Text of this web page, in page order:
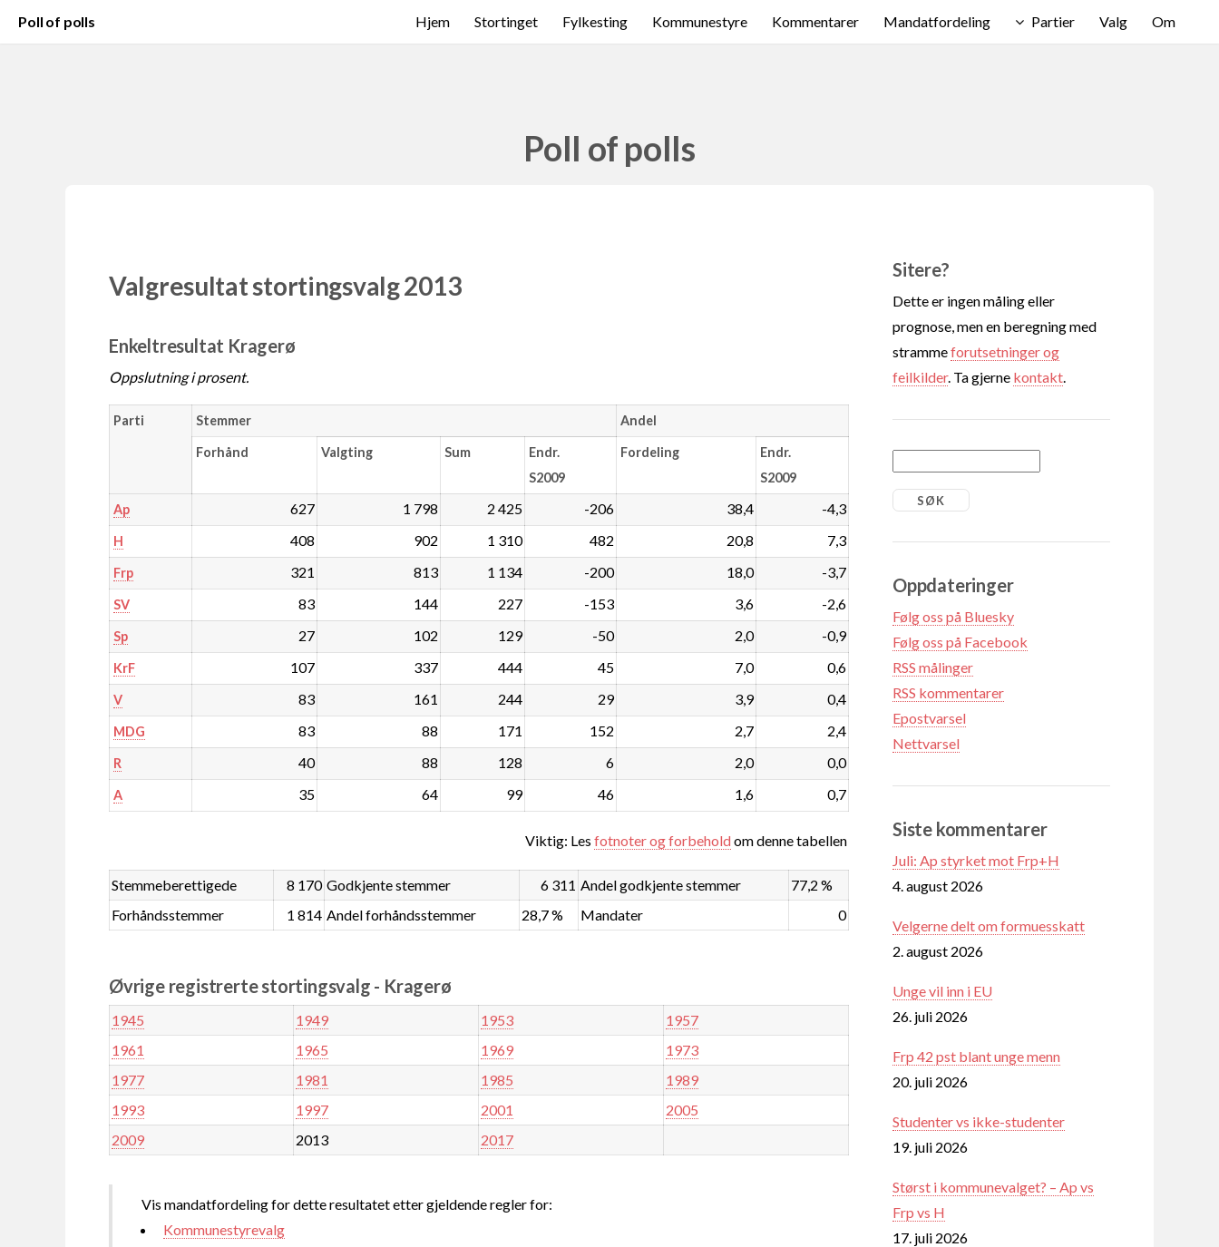
Poll of polls Hjem Stortinget Fylkesting Kommunestyre Kommentarer Mandatfordeling Partier Valg Om
Poll of polls
Valgresultat stortingsvalg 2013
Enkeltresultat Kragerø
Oppslutning i prosent.
Parti Stemmer Andel
Forhånd Valgting Sum
Endr.
S2009
Fordeling
Endr.
S2009
Ap 627 1 798 2 425 -206 38,4 -4,3
H 408 902 1 310 482 20,8 7,3
Frp 321 813 1 134 -200 18,0 -3,7
SV 83 144 227 -153 3,6 -2,6
Sp 27 102 129 -50 2,0 -0,9
KrF 107 337 444 45 7,0 0,6
V 83 161 244 29 3,9 0,4
MDG 83 88 171 152 2,7 2,4
R 40 88 128 6 2,0 0,0
A 35 64 99 46 1,6 0,7
Viktig: Les fotnoter og forbeholdom denne tabellen
Stemmeberettigede 8 170 Godkjente stemmer 6 311 Andel godkjente stemmer
77,2 %
Forhåndsstemmer
1 814 Andel forhåndsstemmer 28,7 % Mandater 0
Øvrige registrerte stortingsvalg - Kragerø
1945 1949 1953
1957
1961
1965 1969
1973
1977
1981 1985
1989
1993
1997 2001
2005
2009
2013 2017
Vis mandatfordeling for dette resultatet etter gjeldende regler for:
Kommunestyrevalg
Sitere?
Dette er ingen måling eller
prognose, men en beregning med
strammeforutsetninger og
feilkilder. Ta gjerne kontakt
Oppdateringer
Følg oss på Bluesky
Følg oss på Facebook
RSS målinger
RSS kommentarer
Epostvarsel
Nettvarsel
Siste kommentarer
Juli: Ap styrket mot Frp+H
4. august 2026
Velgerne delt om formuesskatt
2. august 2026
Unge vil inn i EU
26. juli 2026
Frp 42 pst blant unge menn
20. juli 2026
Studenter vs ikke-studenter
19. juli 2026
Størst i kommunevalget? – Ap vs
Frp vs H
17. juli 2026